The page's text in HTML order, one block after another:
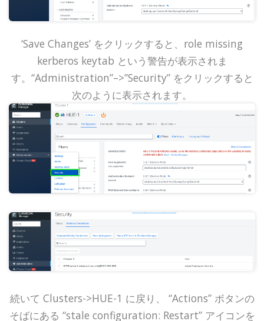
‘Save Changes’ をクリックすると、role missing
kerberos keytab という警告が表示されま
す。“Administration”–>”Security” をクリックすると
次のように表示されます。
続いて Clusters->HUE-1 に戻り、 “Actions” ボタンの
そばにある “stale configuration: Restart” アイコンを